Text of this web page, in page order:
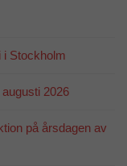
i Stockholm
2026
på årsdagen av